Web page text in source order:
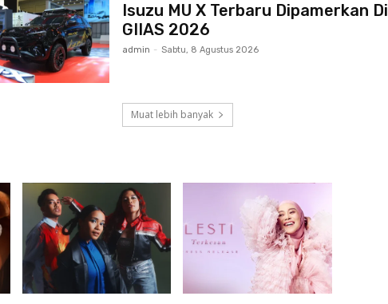
Isuzu MU X Terbaru Dipamerkan Di
GIIAS 2026
admin - Sabtu, 8 Agustus 2026
Muat lebih banyak